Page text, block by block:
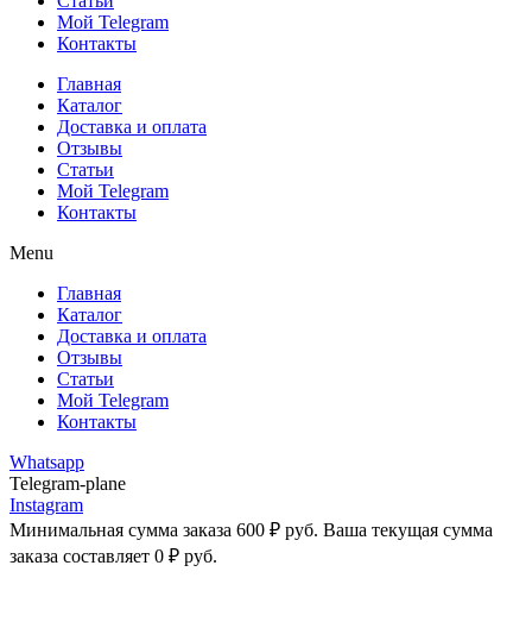
Мой Telegram
Контакты
Главная
Каталог
Доставка и оплата
Отзывы
Статьи
Мой Telegram
Контакты
Menu
Главная
Каталог
Доставка и оплата
Отзывы
Статьи
Мой Telegram
Контакты
Whatsapp
Telegram-plane
Instagram
Минимальная сумма заказа 600 ₽ руб. Ваша текущая сумма
заказа составляет 0 ₽ руб.